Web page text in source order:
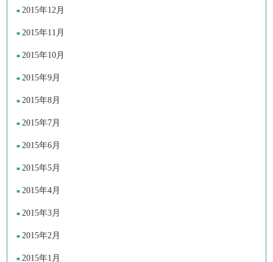
2015年12月
2015年11月
2015年10月
2015年9月
2015年8月
2015年7月
2015年6月
2015年5月
2015年4月
2015年3月
2015年2月
2015年1月